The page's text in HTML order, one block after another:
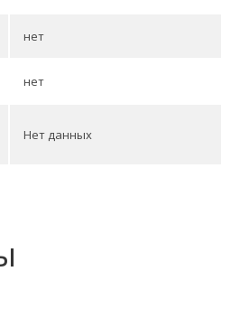
нет
нет
Нет данных